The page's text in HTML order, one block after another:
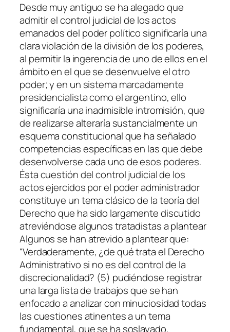
Desde muy antiguo se ha alegado que
admitir el control judicial de los actos
emanados del poder político significaría una
clara violación de la división de los poderes,
al permitir la ingerencia de uno de ellos en el
ámbito en el que se desenvuelve el otro
poder; y en un sistema marcadamente
presidencialista como el argentino, ello
significaría una inadmisible intromisión, que
de realizarse alteraría sustancialmente un
esquema constitucional que ha señalado
competencias específicas en las que debe
desenvolverse cada uno de esos poderes.
Ésta cuestión del control judicial de los
actos ejercidos por el poder administrador
constituye un tema clásico de la teoría del
Derecho que ha sido largamente discutido
atreviéndose algunos tratadistas a plantear
Algunos se han atrevido a plantear que:
“Verdaderamente, ¿de qué trata el Derecho
Administrativo si no es del control de la
discrecionalidad? (5) pudiéndose registrar
una larga lista de trabajos que se han
enfocado a analizar con minuciosidad todas
las cuestiones atinentes a un tema
fundamental, que se ha soslayado,